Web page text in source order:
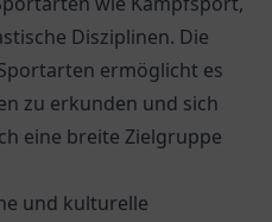
Disziplinen. Die
ermöglicht es
zu erkunden und sich
eine breite Zielgruppe
und kulturelle